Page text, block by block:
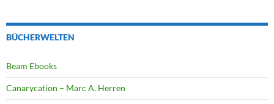
BÜCHERWELTEN
Beam Ebooks
Canarycation – Marc A. Herren